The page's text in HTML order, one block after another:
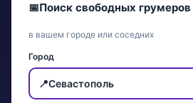
📅Поиск свободных грумеров
в вашем городе или соседних
Город
📍Севастополь